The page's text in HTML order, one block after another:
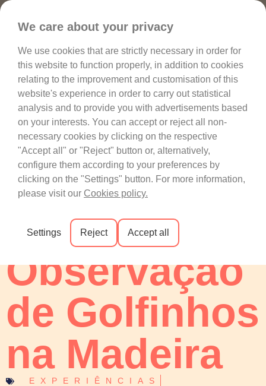
Observação
de Golfinhos
na Madeira
EXPERIÊNCIAS
We care about your privacy
We use cookies that are strictly necessary in order for
this website to function properly, in addition to cookies
relating to the improvement and customisation of this
website's experience in order to carry out statistical
analysis and to provide you with advertisements based
on your interests. You can accept or reject all non-
necessary cookies by clicking on the respective
"Accept all" or "Reject" button or, alternatively,
configure them according to your preferences by
clicking on the "Settings" button. For more information,
please visit our Cookies policy.
Settings Reject Accept all